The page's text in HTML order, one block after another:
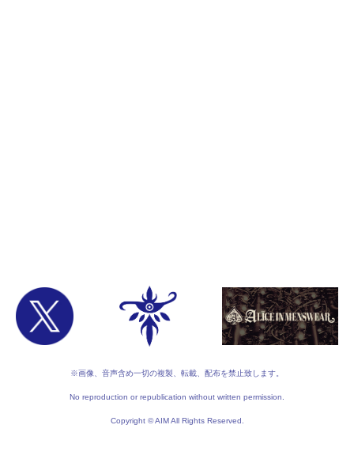
※画像、音声含め一切の複製、転載、配布を禁止致します。
No reproduction or republication without written permission.
Copyright © AIM All Rights Reserved.